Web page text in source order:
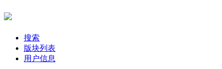
搜索
版块列表
用户信息